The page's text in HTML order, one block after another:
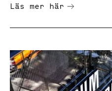
Läs mer här